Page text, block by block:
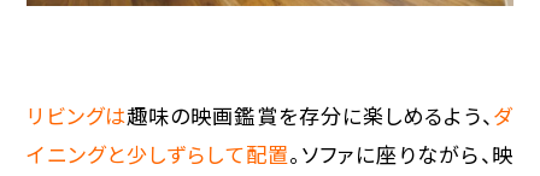
リビングは趣味の映画鑑賞を存分に楽しめるよう、ダ
イニングと少しずらして配置。ソファに座りながら、映